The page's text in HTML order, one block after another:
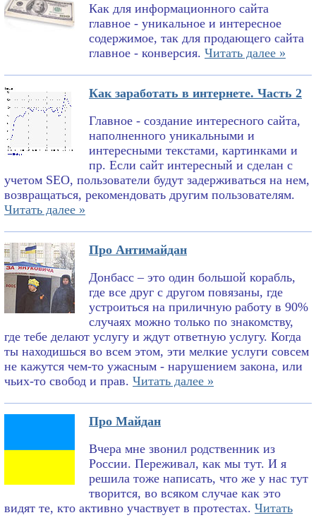
Как для информационного сайта
главное - уникальное и интересное
содержимое, так для продающего сайта
главное - конверсия. Читать далее »
Как заработать в интернете. Часть 2
Главное - создание интересного сайта,
наполненного уникальными и
интересными текстами, картинками и
пр. Если сайт интересный и сделан с
учетом SEO, пользователи будут задерживаться на нем,
возвращаться, рекомендовать другим пользователям.
Читать далее »
Про Антимайдан
Донбасс – это один большой корабль,
где все друг с другом повязаны, где
устроиться на приличную работу в 90%
случаях можно только по знакомству,
где тебе делают услугу и ждут ответную услугу. Когда
ты находишься во всем этом, эти мелкие услуги совсем
не кажутся чем-то ужасным - нарушением закона, или
чьих-то свобод и прав. Читать далее »
Про Майдан
Вчера мне звонил родственник из
России. Переживал, как мы тут. И я
решила тоже написать, что же у нас тут
творится, во всяком случае как это
видят те, кто активно участвует в протестах. Читать